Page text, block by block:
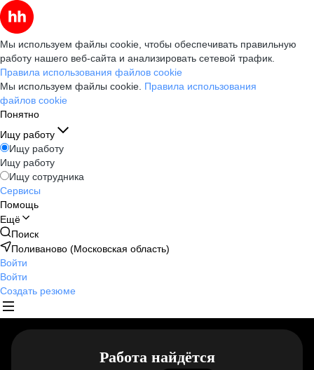
Мы используем файлы cookie, чтобы обеспечивать правильную
работу нашего веб-сайта и анализировать сетевой трафик.
Правила использования файлов cookie
Мы используем файлы cookie. Правила использования
файлов cookie
Понятно
Ищу работу
Ищу работу
Ищу работу
Ищу сотрудника
Сервисы
Помощь
Ещё
Поиск
Поливаново (Московская область)
Войти
Войти
Создать резюме
Работа найдётся